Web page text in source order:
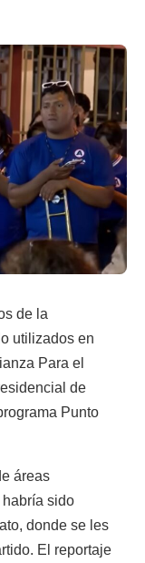
de la
utilizados en
Para el
de
Punto
áreas
sido
donde se les
El reportaje